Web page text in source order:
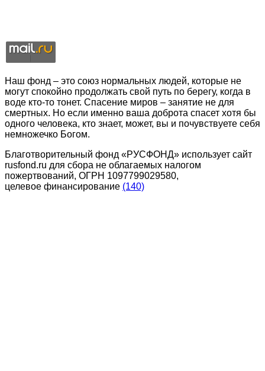
Наш фонд – это союз нормальных людей, которые не
могут спокойно продолжать свой путь по берегу, когда в
воде кто-то тонет. Спасение миров – занятие не для
смертных. Но если именно ваша доброта спасет хотя бы
одного человека, кто знает, может, вы и почувствуете себя
немножечко Богом.
Благотворительный фонд «РУСФОНД» использует сайт
rusfond.ru для сбора не облагаемых налогом
пожертвований, ОГРН 1097799029580,
целевое финансирование (140)